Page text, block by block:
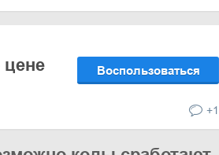
Воспользоваться
+1